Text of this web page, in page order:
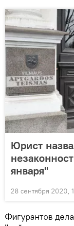
Юрист
января"
28 сентября 2020,
Фигурантов